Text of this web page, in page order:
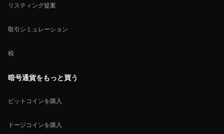
リスティング提案
取引シミュレーション
税
暗号通貨をもっと買う
ビットコインを購入
ドージコインを購入